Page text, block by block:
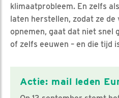
klimaatprobleem. En zelfs
laten herstellen, zodat ze de
opnemen, gaat dat niet snel
of zelfs eeuwen – en die tijd
Actie: mail leden